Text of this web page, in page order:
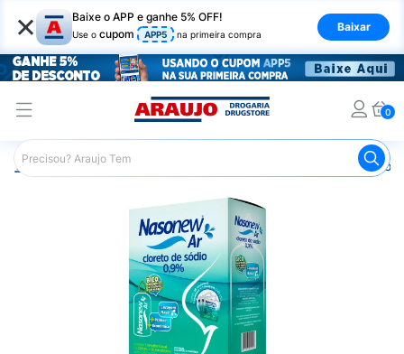
× Baixe o APP e ganhe 5% OFF!
Use o cupom APP5 na primeira compra
Baixar
0
Araujo Medicamentos Remédio para Gripe e Resfriado